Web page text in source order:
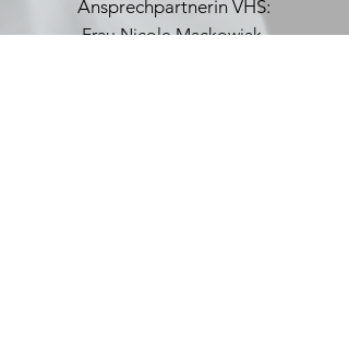
Ansprechpartnerin VHS:
Frau Nicole Mackowiak,